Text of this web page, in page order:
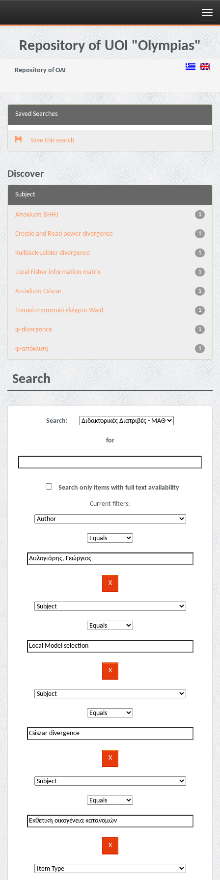
Skip
navigationRepository of UOI "Olympias"
Repository of OAI
Saved Searches
Save this search
Discover
Subject
1
Aπόκλιση BHHJ
1
Cressie and Read power divergence
1
Kullback-Leibler divergence
1
Local Fisher information matrix
1
Απόκλιση Csiszar
1
Τοπικό στατιστικό ελέγχου Wald
1
φ-divergence
1
φ-απόκλιση
Search
Search:
for
Search only items with full text availability
Current filters: